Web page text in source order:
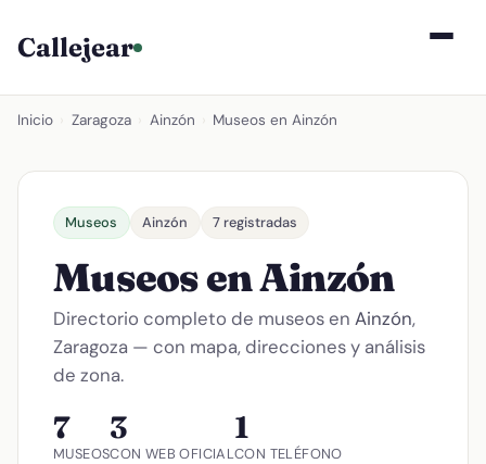
Callejear
Inicio Zaragoza Ainzón Museos en Ainzón
Museos Ainzón 7 registradas
Museos en Ainzón
Directorio completo de museos en Ainzón,
Zaragoza — con mapa, direcciones y análisis
de zona.
7
MUSEOS
3
CON WEB OFICIAL
1
CON TELÉFONO